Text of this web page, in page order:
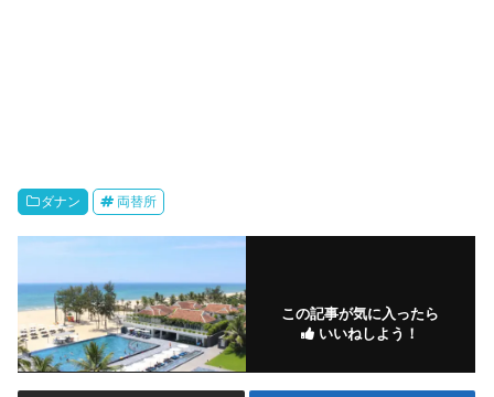
ダナン 両替所
この記事が気に入ったら
いいねしよう！